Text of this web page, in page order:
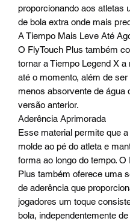
proporcionando aos atletas
de bola extra onde mais
A Tiempo Mais Leve Até
O FlyTouch Plus também
tornar a Tiempo Legend X a
até o momento, além de ser
menos absorvente de água
versão anterior.
Aderência Aprimorada
Esse material permite que
molde ao pé do atleta e
forma ao longo do tempo. O
Plus também oferece uma
de aderência que
jogadores um toque
bola, independentemente